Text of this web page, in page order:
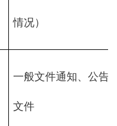
情况）
一般文件通知、公告
文件